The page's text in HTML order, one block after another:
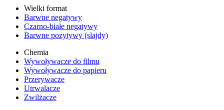
Wielki format
Barwne negatywy
Czarno-białe negatywy
Barwne pozytywy (slajdy)
Chemia
Wywoływacze do filmu
Wywoływacze do papieru
Przerywacze
Utrwalacze
Zwilżacze